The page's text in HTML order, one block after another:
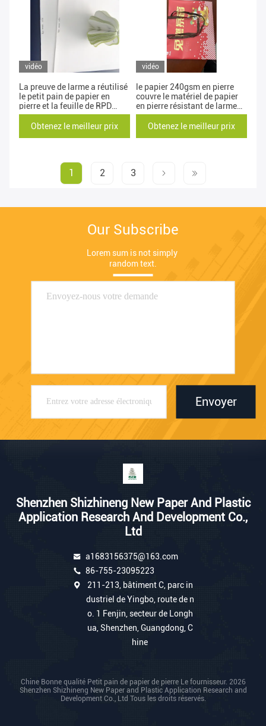
vidéo
La preuve de larme a réutilisé
le petit pain de papier en
pierre et la feuille de RPD
pour le carnet
Obtenez le meilleur prix
vidéo
le papier 240gsm en pierre
couvre le matériel de papier
en pierre résistant de larme
étanche à l'humidité
Obtenez le meilleur prix
1 2 3
Our Subscribe
Lorem sum is not simply
random text.
Envoyer
Shenzhen Shizhineng New Paper And Plastic
Application Research And Development Co.,
Ltd
a1683156375@163.com
86-755-23095223
211-213, bâtiment C, parc in
dustriel de Yingbo, route de n
o. 1 Fenjin, secteur de Longh
ua, Shenzhen, Guangdong, C
hine
Chine Bonne qualité Petit pain de papier de pierre Le fournisseur. 2026
Shenzhen Shizhineng New Paper and Plastic Application Research and
Development Co., Ltd Tous les droits réservés.